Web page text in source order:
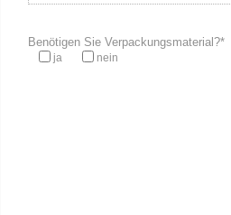
Benötigen Sie Verpackungsmaterial?*
ja nein